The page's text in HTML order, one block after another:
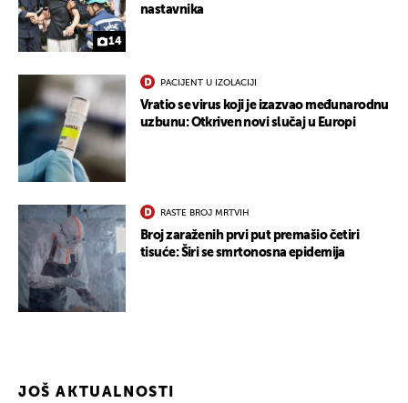
14
nastavnika
PACIJENT U IZOLACIJI
Vratio se virus koji je izazvao međunarodnu
uzbunu: Otkriven novi slučaj u Europi
RASTE BROJ MRTVIH
Broj zaraženih prvi put premašio četiri
tisuće: Širi se smrtonosna epidemija
JOŠ AKTUALNOSTI